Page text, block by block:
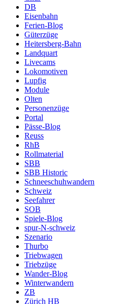
DB
Eisenbahn
Ferien-Blog
Güterzüge
Heitersberg-Bahn
Landquart
Livecams
Lokomotiven
Lupfig
Module
Olten
Personenzüge
Portal
Pässe-Blog
Reuss
RhB
Rollmaterial
SBB
SBB Historic
Schneeschuhwandern
Schweiz
Seefahrer
SOB
Spiele-Blog
spur-N-schweiz
Szenario
Thurbo
Triebwagen
Triebzüge
Wander-Blog
Winterwandern
ZB
Zürich HB